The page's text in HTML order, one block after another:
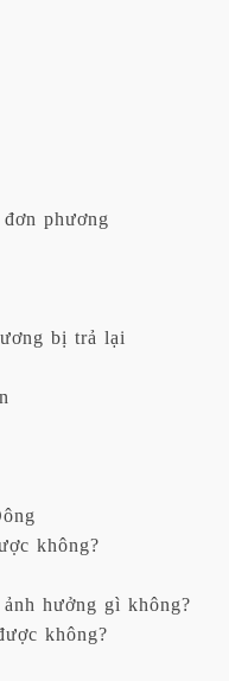
phương
bị trả lại
không?
hưởng gì không?
không?